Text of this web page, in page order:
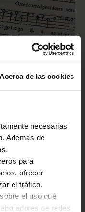
Acerca de las cookies
necesarias
Además de
para
ofrecer
el tráfico.
el uso que
de redes
original.
a cabo, según